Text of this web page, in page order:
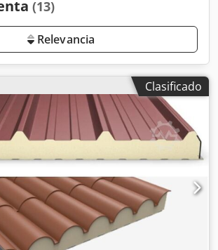
(13)
Relevancia
Clasificado